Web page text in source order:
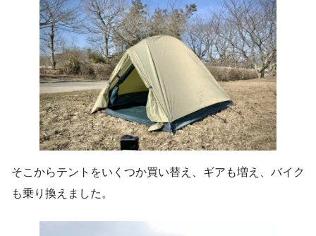
そこからテントをいくつか買い替え、ギアも増え、バイク
も乗り換えました。